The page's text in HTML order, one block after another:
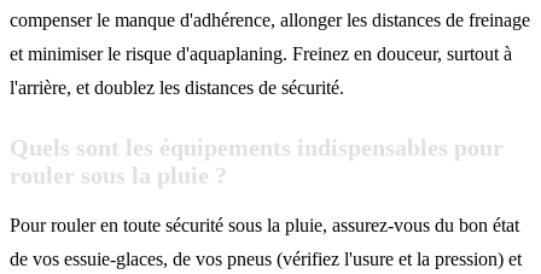
compenser le manque d'adhérence, allonger les distances de freinage
et minimiser le risque d'aquaplaning. Freinez en douceur, surtout à
l'arrière, et doublez les distances de sécurité.
Quels sont les équipements indispensables pour
rouler sous la pluie ?
Pour rouler en toute sécurité sous la pluie, assurez-vous du bon état
de vos essuie-glaces, de vos pneus (vérifiez l'usure et la pression) et